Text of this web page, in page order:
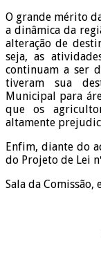
O grande mérito
a dinâmica da
alteração de
seja, as
continuam a ser
tiveram sua
Municipal para
que os
altamente
Enfim, diante do
do Projeto de Lei
Sala da Comissão,